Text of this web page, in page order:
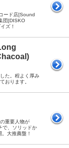
ード店[Sound
団[DISKO
ズ！
た。程よく厚み
おります。
重要人物が
で、ソリッドか
大推薦盤！